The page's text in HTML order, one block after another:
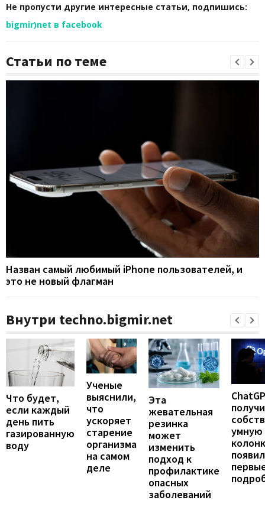
Не пропусти другие интересные статьи, подпишись:
bigmir)net в facebook
Статьи по теме
Назван самый любимый iPhone пользователей, и
это не новый флагман
Внутри techno.bigmir.net
Что будет,
если каждый
день пить
газированную
воду
Ученые
выяснили,
что
ускоряет
старение
организма
на самом
деле
Эта
жевательная
резинка
может
изменить
подход к
профилактике
опасных
заболеваний
умную